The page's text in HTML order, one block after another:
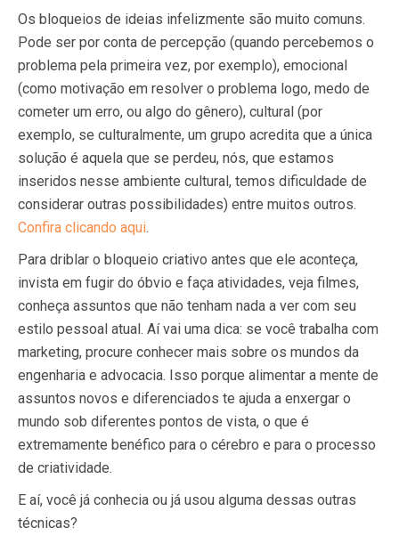
Os bloqueios de ideias infelizmente são muito comuns.
Pode ser por conta de percepção (quando percebemos o
problema pela primeira vez, por exemplo), emocional
(como motivação em resolver o problema logo, medo de
cometer um erro, ou algo do gênero), cultural (por
exemplo, se culturalmente, um grupo acredita que a única
solução é aquela que se perdeu, nós, que estamos
inseridos nesse ambiente cultural, temos dificuldade de
considerar outras possibilidades) entre muitos outros.
Confira clicando aqui.
Para driblar o bloqueio criativo antes que ele aconteça,
invista em fugir do óbvio e faça atividades, veja filmes,
conheça assuntos que não tenham nada a ver com seu
estilo pessoal atual. Aí vai uma dica: se você trabalha com
marketing, procure conhecer mais sobre os mundos da
engenharia e advocacia. Isso porque alimentar a mente de
assuntos novos e diferenciados te ajuda a enxergar o
mundo sob diferentes pontos de vista, o que é
extremamente benéfico para o cérebro e para o processo
de criatividade.
E aí, você já conhecia ou já usou alguma dessas outras
técnicas?